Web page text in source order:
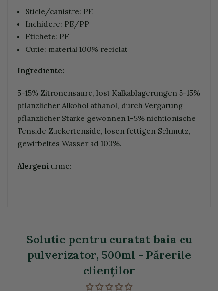
Sticle/canistre: PE
Inchidere: PE/PP
Etichete: PE
Cutie: material 100% reciclat
Ingrediente:
5-15% Zitronensaure, lost Kalkablagerungen 5-15%
pflanzlicher Alkohol athanol, durch Vergarung
pflanzlicher Starke gewonnen 1-5% nichtionische
Tenside Zuckertenside, losen fettigen Schmutz,
gewirbeltes Wasser ad 100%.
Alergeni urme:
Solutie pentru curatat baia cu
pulverizator, 500ml - Părerile
clienţilor